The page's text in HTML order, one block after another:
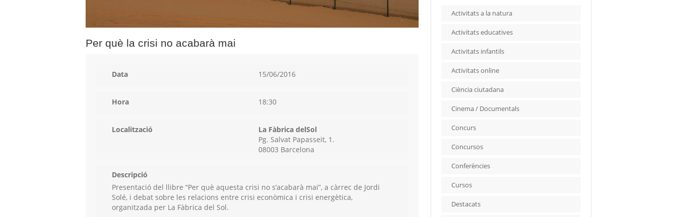
Per què la crisi no acabarà mai
Data 15/06/2016
Hora 18:30
Localització
La Fàbrica delSol
Pg. Salvat Papasseit, 1.
08003 Barcelona
Descripció
Presentació del llibre “Per què aquesta crisi no s’acabarà mai”, a càrrec de Jordi
Solé, i debat sobre les relacions entre crisi econòmica i crisi energètica,
organitzada per La Fàbrica del Sol.
Activitats a la natura
Activitats educatives
Activitats infantils
Activitats online
Ciència ciutadana
Cinema / Documentals
Concurs
Concursos
Conferències
Cursos
Destacats